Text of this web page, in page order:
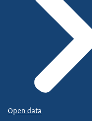
Open data